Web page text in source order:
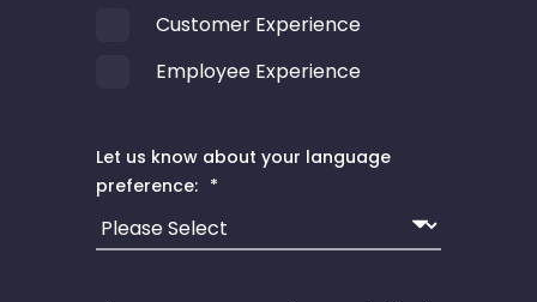
Customer Experience
Employee Experience
Let us know about your language
preference: *